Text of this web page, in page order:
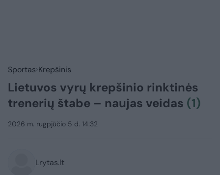
Sportas Krepšinis
Lietuvos vyrų krepšinio rinktinės
trenerių štabe – naujas veidas (1)
2026 m. rugpjūčio 5 d. 14:32
Lrytas.lt